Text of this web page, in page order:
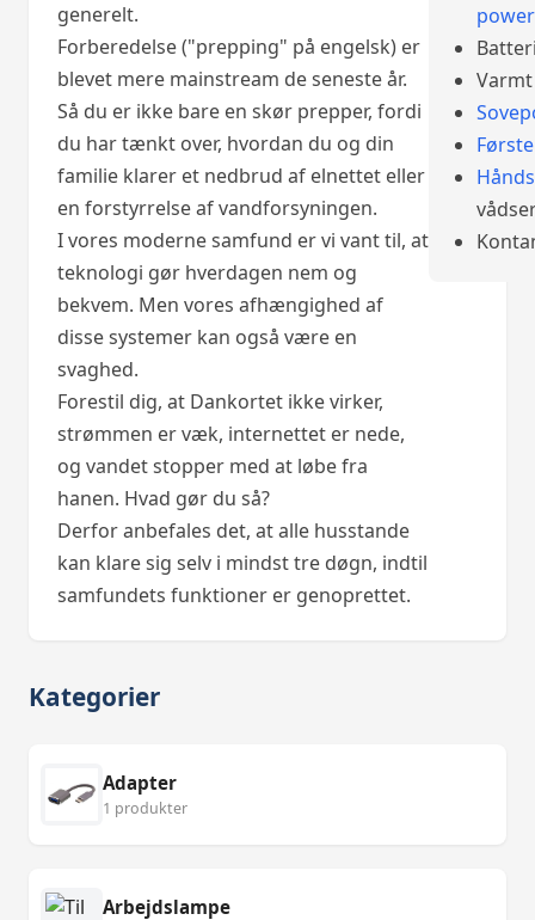
generelt.
Forberedelse ("prepping" på engelsk) er
blevet mere mainstream de seneste år.
Så du er ikke bare en skør prepper, fordi
du har tænkt over, hvordan du og din
familie klarer et nedbrud af elnettet eller
en forstyrrelse af vandforsyningen.
I vores moderne samfund er vi vant til, at
teknologi gør hverdagen nem og
bekvem. Men vores afhængighed af
disse systemer kan også være en
svaghed.
Forestil dig, at Dankortet ikke virker,
strømmen er væk, internettet er nede,
og vandet stopper med at løbe fra
hanen. Hvad gør du så?
Derfor anbefales det, at alle husstande
kan klare sig selv i mindst tre døgn, indtil
samfundets funktioner er genoprettet.
Kategorier
Adapter
1 produkter
Arbejdslampe